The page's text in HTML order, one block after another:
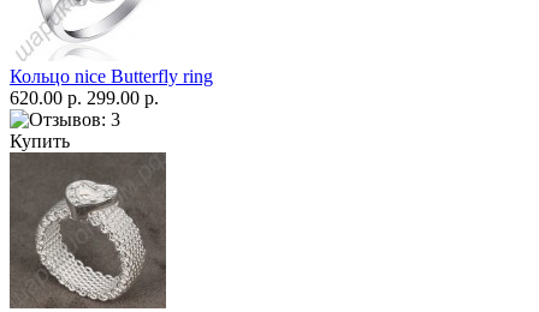
Кольцо nice Butterfly ring
620.00 р. 299.00 р.
Купить